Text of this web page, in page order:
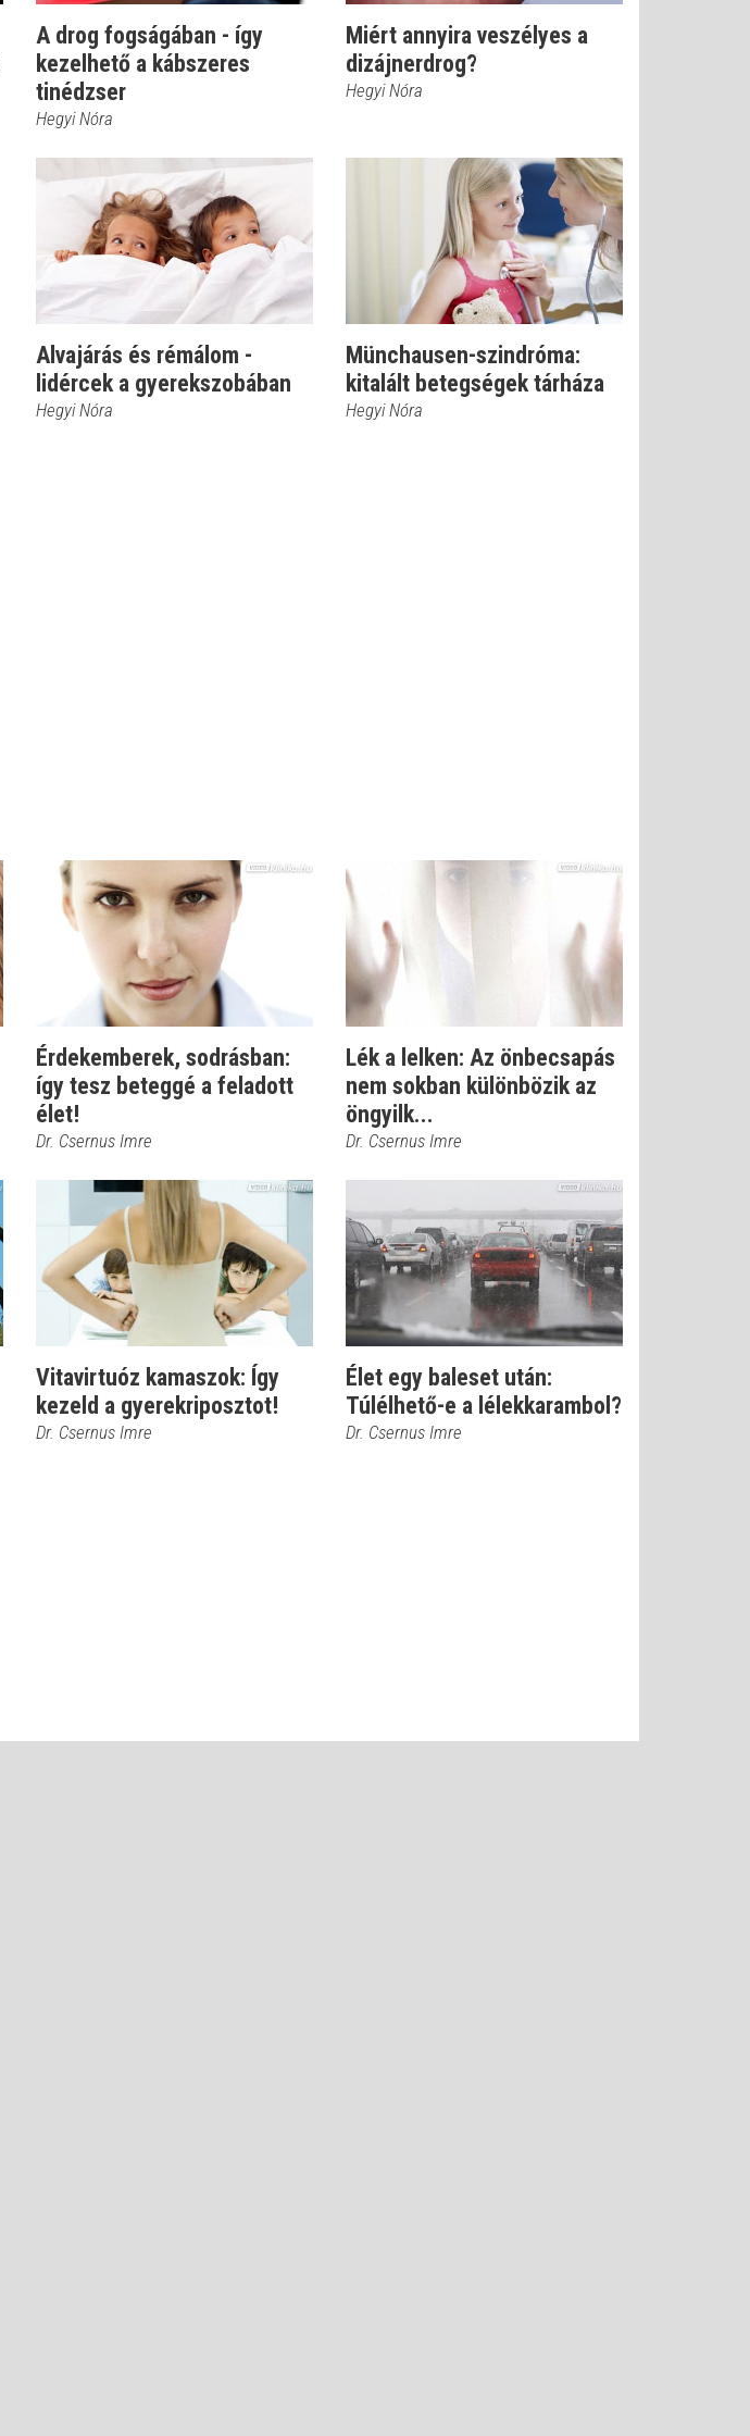
A drog fogságában - így
kezelhető a kábszeres
tinédzser
Hegyi Nóra
Miért annyira veszélyes a
dizájnerdrog?
Hegyi Nóra
Alvajárás és rémálom -
lidércek a gyerekszobában
Hegyi Nóra
Münchausen-szindróma:
kitalált betegségek tárháza
Hegyi Nóra
Érdekemberek, sodrásban:
így tesz beteggé a feladott
élet!
Dr. Csernus Imre
Lék a lelken: Az önbecsapás
nem sokban különbözik az
öngyilk...
Dr. Csernus Imre
Vitavirtuóz kamaszok: Így
kezeld a gyerekriposztot!
Dr. Csernus Imre
Élet egy baleset után:
Túlélhető-e a lélekkarambol?
Dr. Csernus Imre